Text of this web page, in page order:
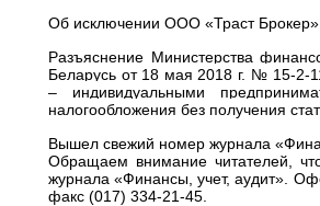
Об исключении ООО «Траст
Разъяснение Министерства
Беларусь от 18 мая 2018 г. № 15-2-
– индивидуальными
налогообложения без получения
Вышел свежий номер журнала
Обращаем внимание читателей,
журнала «Финансы, учет, аудит».
факс (017) 334-21-45.